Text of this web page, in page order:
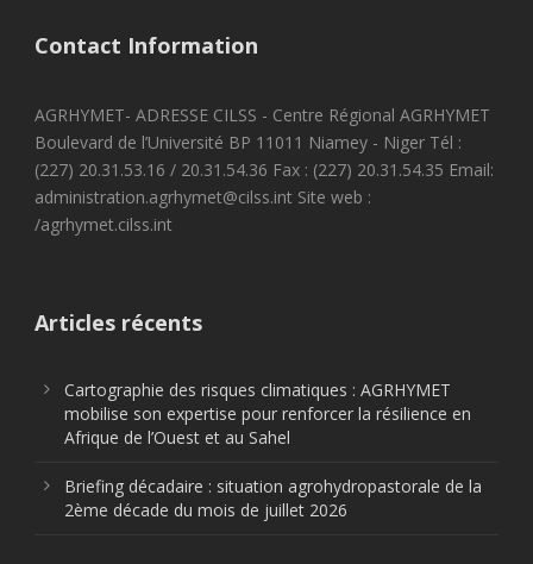
Contact Information
AGRHYMET- ADRESSE CILSS - Centre Régional AGRHYMET
Boulevard de l’Université BP 11011 Niamey - Niger Tél :
(227) 20.31.53.16 / 20.31.54.36 Fax : (227) 20.31.54.35 Email:
administration.agrhymet@cilss.int Site web :
/agrhymet.cilss.int
Articles récents
Cartographie des risques climatiques : AGRHYMET
mobilise son expertise pour renforcer la résilience en
Afrique de l’Ouest et au Sahel
Briefing décadaire : situation agrohydropastorale de la
2ème décade du mois de juillet 2026